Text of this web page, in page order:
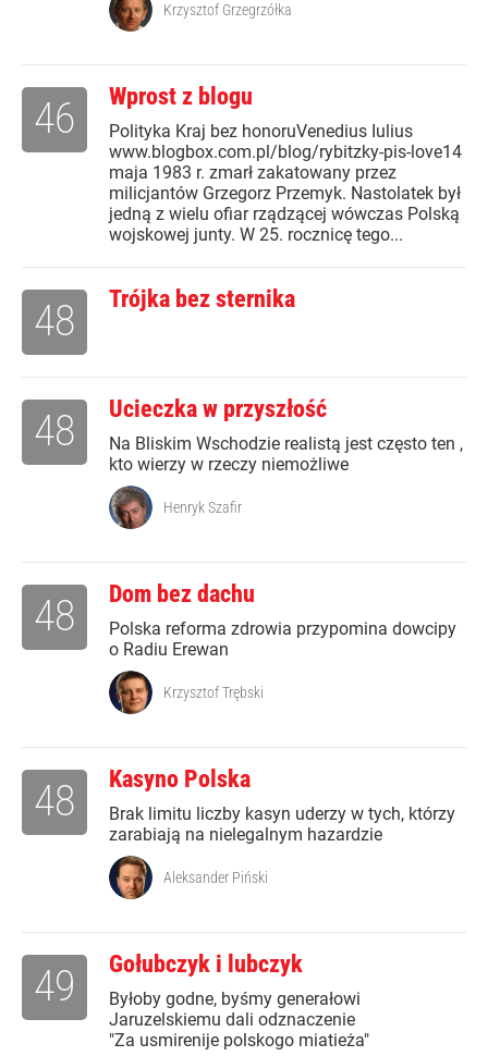
Krzysztof Grzegrzółka
Wprost z blogu
Polityka Kraj bez honoruVenedius Iulius
www.blogbox.com.pl/blog/rybitzky-pis-love14
maja 1983 r. zmarł zakatowany przez
milicjantów Grzegorz Przemyk. Nastolatek był
jedną z wielu ofiar rządzącej wówczas Polską
wojskowej junty. W 25. rocznicę tego...
46
Trójka bez sternika
48
Ucieczka w przyszłość
Na Bliskim Wschodzie realistą jest często ten ,
kto wierzy w rzeczy niemożliwe
48
Henryk Szafir
Dom bez dachu
Polska reforma zdrowia przypomina dowcipy
o Radiu Erewan
48
Krzysztof Trębski
Kasyno Polska
Brak limitu liczby kasyn uderzy w tych, którzy
zarabiają na nielegalnym hazardzie
48
Aleksander Piński
Gołubczyk i lubczyk
Byłoby godne, byśmy generałowi
Jaruzelskiemu dali odznaczenie
"Za usmirenije polskogo miatieża"
49